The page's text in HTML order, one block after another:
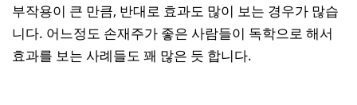
부작용이 큰 만큼, 반대로 효과도 많이 보는 경우가 많습
니다. 어느정도 손재주가 좋은 사람들이 독학으로 해서
효과를 보는 사례들도 꽤 많은 듯 합니다.